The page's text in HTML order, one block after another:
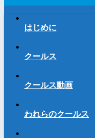
はじめに
クールス
クールス動画
われらのクールス